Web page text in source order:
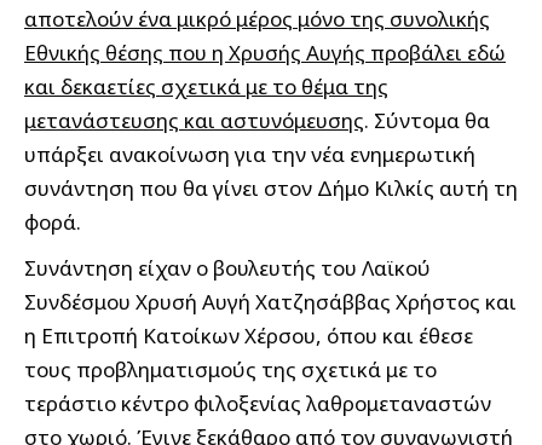
αποτελούν ένα μικρό μέρος μόνο της συνολικής
Εθνικής θέσης που η Χρυσής Αυγής προβάλει εδώ
και δεκαετίες σχετικά με το θέμα της
μετανάστευσης και αστυνόμευσης. Σύντομα θα
υπάρξει ανακοίνωση για την νέα ενημερωτική
συνάντηση που θα γίνει στον Δήμο Κιλκίς αυτή τη
φορά.
Συνάντηση είχαν ο βουλευτής του Λαϊκού
Συνδέσμου Χρυσή Αυγή Χατζησάββας Χρήστος και
η Επιτροπή Κατοίκων Χέρσου, όπου και έθεσε
τους προβληματισμούς της σχετικά με το
τεράστιο κέντρο φιλοξενίας λαθρομεταναστών
στο χωριό. Έγινε ξεκάθαρο από τον συναγωνιστή